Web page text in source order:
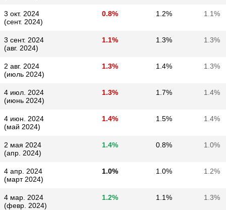
3 окт. 2024
(сент. 2024)
0.8% 1.2% 1.1%
3 сент. 2024
(авг. 2024)
1.1% 1.3% 1.3%
2 авг. 2024
(июль 2024)
1.3% 1.4% 1.3%
4 июл. 2024
(июнь 2024)
1.3% 1.7% 1.4%
4 июн. 2024
(май 2024)
1.4% 1.5% 1.4%
2 мая 2024
(апр. 2024)
1.4% 0.8% 1.0%
4 апр. 2024
(март 2024)
1.0% 1.0% 1.2%
4 мар. 2024
(февр. 2024)
1.2% 1.1% 1.3%